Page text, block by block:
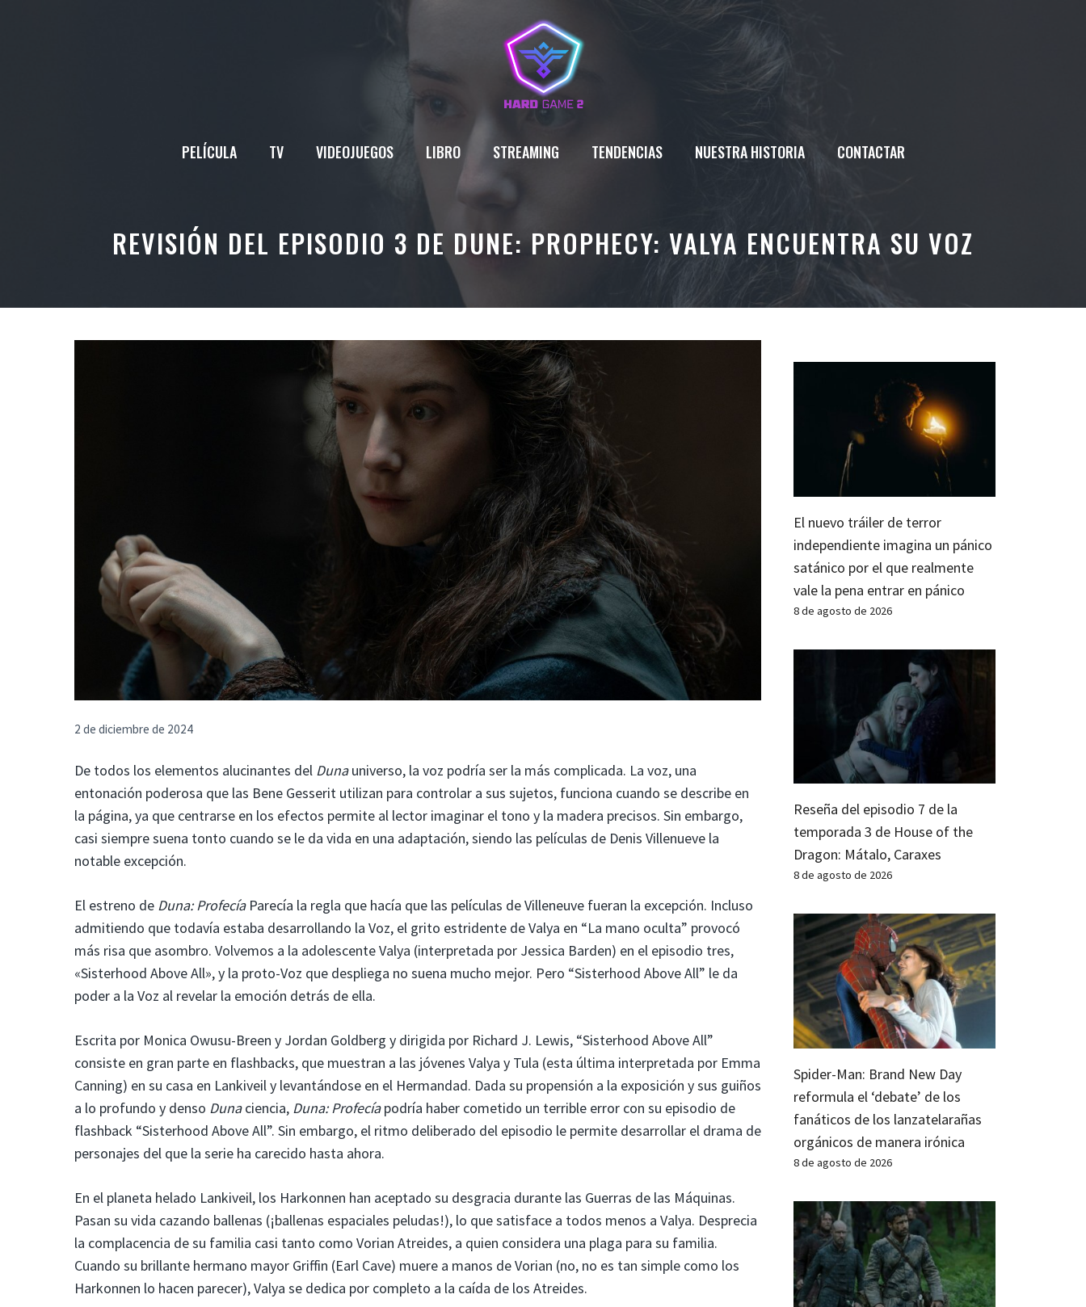
PELÍCULA TV VIDEOJUEGOS LIBRO STREAMING TENDENCIAS NUESTRA HISTORIA CONTACTAR
REVISIÓN DEL EPISODIO 3 DE DUNE: PROPHECY: VALYA ENCUENTRA SU VOZ
2 de diciembre de 2024
De todos los elementos alucinantes del Dunauniverso, la voz podría ser la más complicada. La voz, una
entonación poderosa que las Bene Gesserit utilizan para controlar a sus sujetos, funciona cuando se describe en
la página, ya que centrarse en los efectos permite al lector imaginar el tono y la madera precisos. Sin embargo,
casi siempre suena tonto cuando se le da vida en una adaptación, siendo las películas de Denis Villenueve la
notable excepción.
El estreno de Duna: ProfecíaParecía la regla que hacía que las películas de Villeneuve fueran la excepción. Incluso
admitiendo que todavía estaba desarrollando la Voz, el grito estridente de Valya en “La mano oculta” provocó
más risa que asombro. Volvemos a la adolescente Valya (interpretada por Jessica Barden) en el episodio tres,
«Sisterhood Above All», y la proto-Voz que despliega no suena mucho mejor. Pero “Sisterhood Above All” le da
poder a la Voz al revelar la emoción detrás de ella.
Escrita por Monica Owusu-Breen y Jordan Goldberg y dirigida por Richard J. Lewis, “Sisterhood Above All”
consiste en gran parte en flashbacks, que muestran a las jóvenes Valya y Tula (esta última interpretada por Emma
Canning) en su casa en Lankiveil y levantándose en el Hermandad. Dada su propensión a la exposición y sus guiños
a lo profundo y denso Dunaciencia, Duna: Profecíapodría haber cometido un terrible error con su episodio de
flashback “Sisterhood Above All”. Sin embargo, el ritmo deliberado del episodio le permite desarrollar el drama de
personajes del que la serie ha carecido hasta ahora.
En el planeta helado Lankiveil, los Harkonnen han aceptado su desgracia durante las Guerras de las Máquinas.
Pasan su vida cazando ballenas (¡ballenas espaciales peludas!), lo que satisface a todos menos a Valya. Desprecia
la complacencia de su familia casi tanto como Vorian Atreides, a quien considera una plaga para su familia.
Cuando su brillante hermano mayor Griffin (Earl Cave) muere a manos de Vorian (no, no es tan simple como los
Harkonnen lo hacen parecer), Valya se dedica por completo a la caída de los Atreides.
El nuevo tráiler de terror
independiente imagina un pánico
satánico por el que realmente
vale la pena entrar en pánico
8 de agosto de 2026
Reseña del episodio 7 de la
temporada 3 de House of the
Dragon: Mátalo, Caraxes
8 de agosto de 2026
Spider-Man: Brand New Day
reformula el ‘debate’ de los
fanáticos de los lanzatelarañas
orgánicos de manera irónica
8 de agosto de 2026